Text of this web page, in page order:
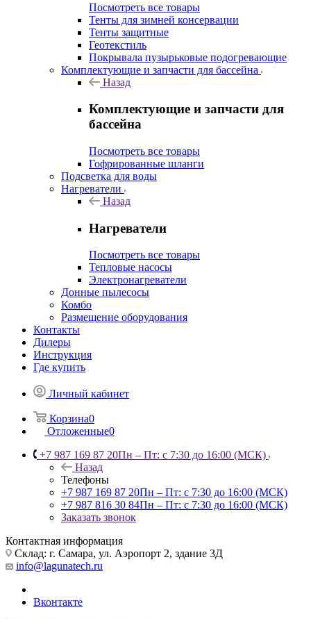
Посмотреть все товары
Тенты для зимней консервации
Тенты защитные
Геотекстиль
Покрывала пузырьковые подогревающие
Комплектующие и запчасти для бассейна
Назад
Комплектующие и запчасти для
бассейна
Посмотреть все товары
Гофрированные шланги
Подсветка для воды
Нагреватели
Назад
Нагреватели
Посмотреть все товары
Тепловые насосы
Электронагреватели
Донные пылесосы
Комбо
Размещение оборудования
Контакты
Дилеры
Инструкция
Где купить
Личный кабинет
Корзина0
Отложенные0
+7 987 169 87 20Пн – Пт: с 7:30 до 16:00 (МСК)
Назад
Телефоны
+7 987 169 87 20Пн – Пт: с 7:30 до 16:00 (МСК)
+7 987 816 30 84Пн – Пт: с 7:30 до 16:00 (МСК)
Заказать звонок
Контактная информация
Склад: г. Самара, ул. Аэропорт 2, здание 3Д
info@lagunatech.ru
Вконтакте